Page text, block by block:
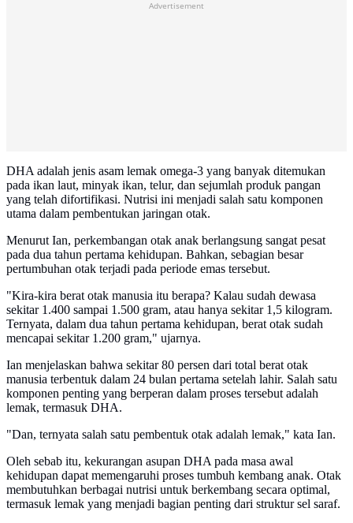
Advertisement
DHA adalah jenis asam lemak omega-3 yang banyak ditemukan
pada ikan laut, minyak ikan, telur, dan sejumlah produk pangan
yang telah difortifikasi. Nutrisi ini menjadi salah satu komponen
utama dalam pembentukan jaringan otak.
Menurut Ian, perkembangan otak anak berlangsung sangat pesat
pada dua tahun pertama kehidupan. Bahkan, sebagian besar
pertumbuhan otak terjadi pada periode emas tersebut.
"Kira-kira berat otak manusia itu berapa? Kalau sudah dewasa
sekitar 1.400 sampai 1.500 gram, atau hanya sekitar 1,5 kilogram.
Ternyata, dalam dua tahun pertama kehidupan, berat otak sudah
mencapai sekitar 1.200 gram," ujarnya.
Ian menjelaskan bahwa sekitar 80 persen dari total berat otak
manusia terbentuk dalam 24 bulan pertama setelah lahir. Salah satu
komponen penting yang berperan dalam proses tersebut adalah
lemak, termasuk DHA.
"Dan, ternyata salah satu pembentuk otak adalah lemak," kata Ian.
Oleh sebab itu, kekurangan asupan DHA pada masa awal
kehidupan dapat memengaruhi proses tumbuh kembang anak. Otak
membutuhkan berbagai nutrisi untuk berkembang secara optimal,
termasuk lemak yang menjadi bagian penting dari struktur sel saraf.